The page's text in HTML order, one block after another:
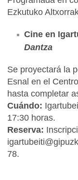
Ezkutuko
Cine en
Dantza
Se proyectará la
Esnal en el
hasta completar
Cuándo:
17:30 horas.
Reserva:
78.